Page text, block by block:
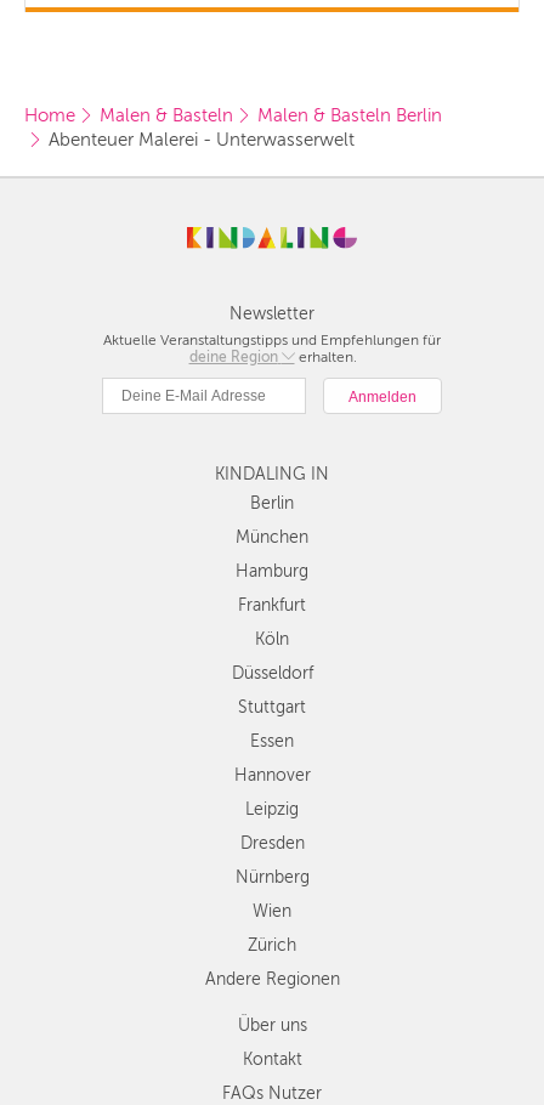
Home Malen & Basteln
Malen & Basteln Berlin
Abenteuer Malerei - Unterwasserwelt
Newsletter
Aktuelle Veranstaltungstipps und Empfehlungen für
deine Region
Berlin
München
Hamburg
Köln
Düsseldorf
Stuttgart
Essen
Dresden
Nürnberg
Wien
Zürich
Andere
Regionen
erhalten.
KINDALING IN
Berlin
München
Hamburg
Frankfurt
Köln
Düsseldorf
Stuttgart
Essen
Hannover
Leipzig
Dresden
Nürnberg
Wien
Zürich
Andere Regionen
Über uns
Kontakt
FAQs Nutzer